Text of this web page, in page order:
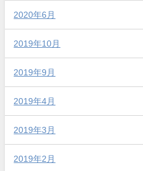
2020年6月
2019年10月
2019年9月
2019年4月
2019年3月
2019年2月